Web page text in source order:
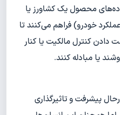
محصول یک کشاورز یا
خودرو) فراهم می‌کنند تا
دادن کنترل مالکیت یا کنار
یا مبادله کنند.
پیشرفت و تاثیرگذاری